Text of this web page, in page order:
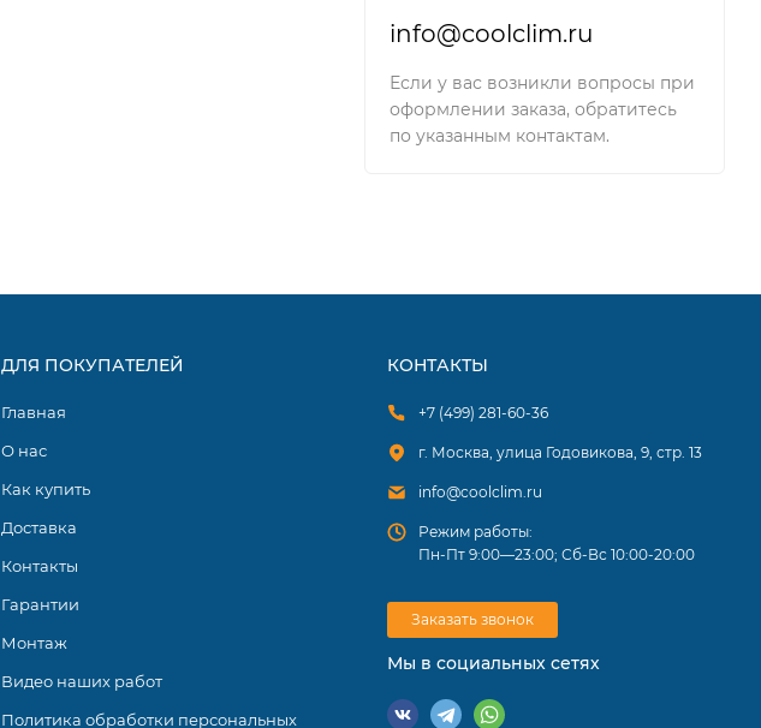
info@coolclim.ru
Если у вас возникли вопросы при
оформлении заказа, обратитесь
по указанным контактам.
ДЛЯ ПОКУПАТЕЛЕЙ
Главная
О нас
Как купить
Доставка
Контакты
Гарантии
Монтаж
Видео наших работ
Политика обработки персональных
КОНТАКТЫ
+7 (499) 281-60-36
г. Москва, улица Годовикова, 9, стр. 13
info@coolclim.ru
Режим работы:
Пн-Пт 9:00—23:00; Сб-Вс 10:00-20:00
Заказать звонок
Мы в социальных сетях